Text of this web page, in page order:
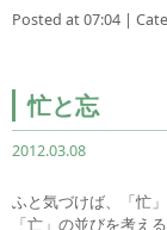
Posted at 07:04 |
忙と忘
2012.03.08
ふと気づけば、「忙
「亡」の並びを考え